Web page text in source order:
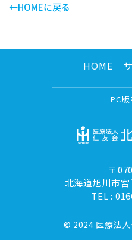
←HOMEに戻る
HOME
PC版
〒
北海道旭川市
TEL :
© 2024 医療法